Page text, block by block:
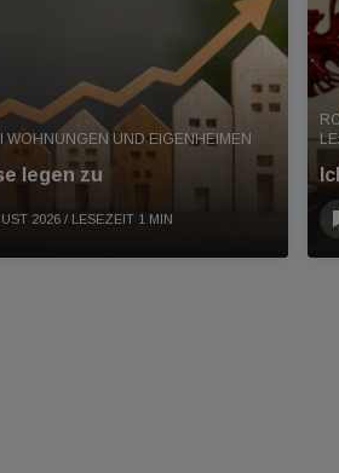
WOHNUNGEN UND EIGENHEIMEN
legen zu
2026 / LESEZEIT 1 MIN